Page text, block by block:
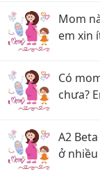
Mom
em xin
Có
chưa?
A2
ở